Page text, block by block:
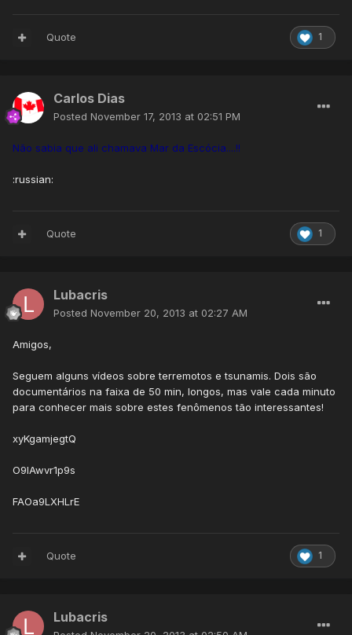
1
Quote
Carlos Dias
Posted November 17, 2013 at 02:51 PM
Não sabia que ali chamava Mar da Escócia....!!
:russian:
1
Quote
Lubacris
Posted November 20, 2013 at 02:27 AM
Amigos,
Seguem alguns vídeos sobre terremotos e tsunamis. Dois são
documentários na faixa de 50 min, longos, mas vale cada minuto
para conhecer mais sobre estes fenômenos tão interessantes!
xyKgamjegtQ
O9IAwvr1p9s
FAOa9LXHLrE
1
Quote
Lubacris